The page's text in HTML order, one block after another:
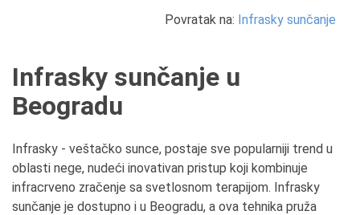
Povratak na: Infrasky sunčanje
Infrasky sunčanje u
Beogradu
Infrasky - veštačko sunce, postaje sve popularniji trend u
oblasti nege, nudeći inovativan pristup koji kombinuje
infracrveno zračenje sa svetlosnom terapijom. Infrasky
sunčanje je dostupno i u Beogradu, a ova tehnika pruža